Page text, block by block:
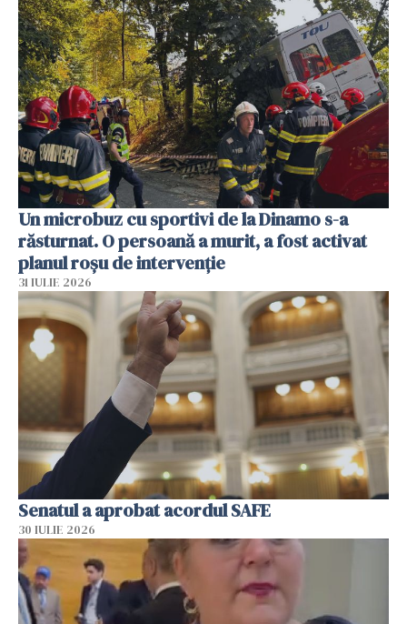
Un microbuz cu sportivi de la Dinamo s-a
răsturnat. O persoană a murit, a fost activat
planul roșu de intervenție
31 IULIE 2026
Senatul a aprobat acordul SAFE
30 IULIE 2026